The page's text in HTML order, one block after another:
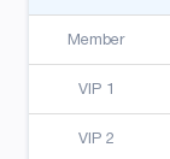
Member
VIP 1
VIP 2